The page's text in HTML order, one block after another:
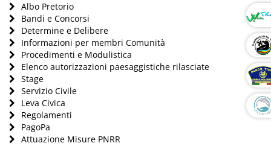
Albo Pretorio
Bandi e Concorsi
Determine e Delibere
Informazioni per membri Comunità
Procedimenti e Modulistica
Elenco autorizzazioni paesaggistiche rilasciate
Stage
Servizio Civile
Leva Civica
Regolamenti
PagoPa
Attuazione Misure PNRR